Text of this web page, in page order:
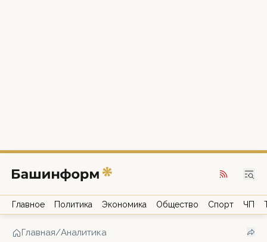
Главное Политика Экономика Общество Спорт ЧП
Главная/Аналитика